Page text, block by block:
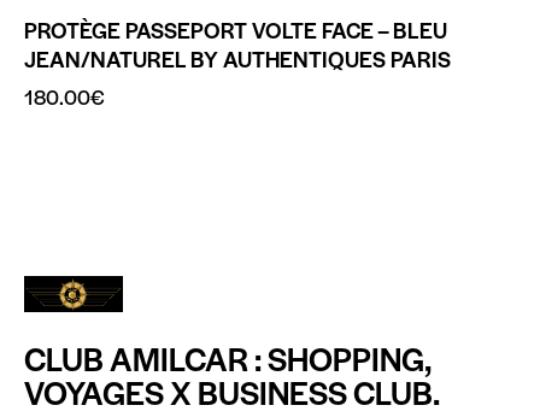
PROTÈGE PASSEPORT VOLTE FACE – BLEU
JEAN/NATUREL BY AUTHENTIQUES PARIS
180.00€
CLUB AMILCAR : SHOPPING,
VOYAGES X BUSINESS CLUB.